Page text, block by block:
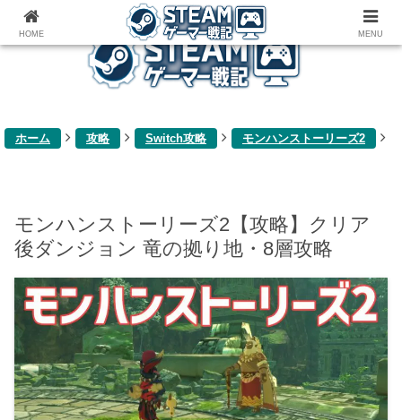
ゲーム関連雑記ブログ
ホーム 攻略 Switch攻略 モンハンストーリーズ2
モンハンストーリーズ2【攻略】クリア
後ダンジョン 竜の拠り地・8層攻略
HOME MENU